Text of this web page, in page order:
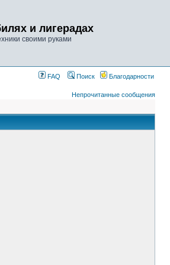
и лигерадах
своими руками
FAQ Поиск Благодарности
Непрочитанные сообщения